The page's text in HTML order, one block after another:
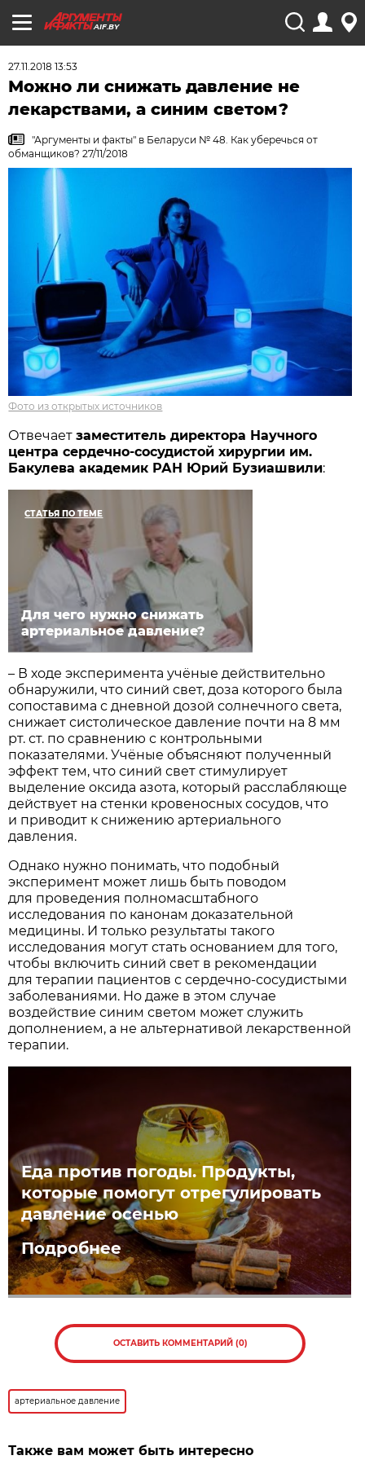
AIF.BY
27.11.2018 13:53
Можно ли снижать давление не
лекарствами, а синим светом?
"Аргументы и факты" в Беларуси № 48. Как уберечься от
обманщиков? 27/11/2018
Фото из открытых источников
Отвечаетзаместитель директора Научного
центра сердечно-сосудистой хирургии им.
Бакулева академик РАН Юрий Бузиашвили:
СТАТЬЯ ПО ТЕМЕ
Для чего нужно снижать
артериальное давление?
– В ходе эксперимента учёные действительно
обнаружили, что синий свет, доза которого была
сопоставима с дневной дозой солнечного света,
снижает систолическое давление почти на 8 мм
рт. ст. по сравнению с контрольными
показателями. Учёные объясняют полученный
эффект тем, что синий свет стимулирует
выделение оксида азота, который расслабляюще
действует на стенки кровеносных сосудов, что
и приводит к снижению артериального
давления.
Однако нужно понимать, что подобный
эксперимент может лишь быть поводом
для проведения полномасштабного
исследования по канонам доказательной
медицины. И только результаты такого
исследования могут стать основанием для того,
чтобы включить синий свет в рекомендации
для терапии пациентов с сердечно-сосудистыми
заболеваниями. Но даже в этом случае
воздействие синим светом может служить
дополнением, а не альтернативой лекарственной
терапии.
Еда против погоды. Продукты,
которые помогут отрегулировать
давление осенью
Подробнее
ОСТАВИТЬ КОММЕНТАРИЙ (0)
артериальное давление
Также вам может быть интересно